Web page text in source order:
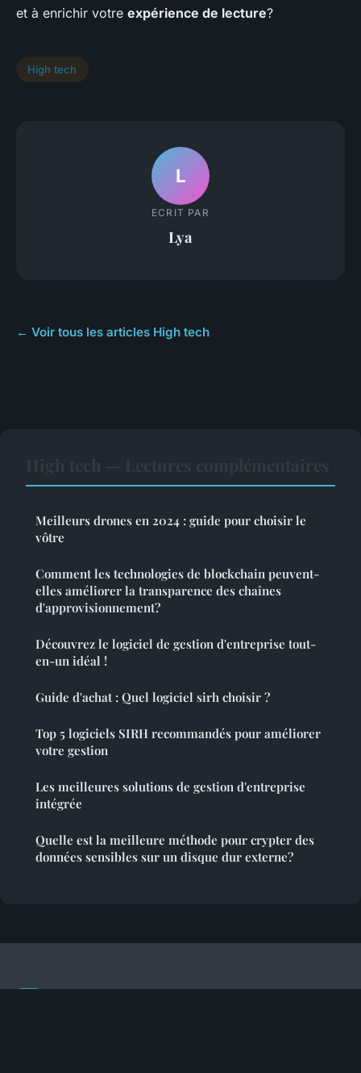
et à enrichir votre expérience de lecture?
High tech
L
ECRIT PAR
Lya
← Voir tous les articles High tech
Meilleurs drones en 2024 : guide pour choisir le
vôtre
Comment les technologies de blockchain peuvent-
elles améliorer la transparence des chaînes
d'approvisionnement?
Découvrez le logiciel de gestion d'entreprise tout-
en-un idéal !
Guide d'achat : Quel logiciel sirh choisir ?
Top 5 logiciels SIRH recommandés pour améliorer
votre gestion
Les meilleures solutions de gestion d'entreprise
intégrée
Quelle est la meilleure méthode pour crypter des
données sensibles sur un disque dur externe?
Developpement Des Startups